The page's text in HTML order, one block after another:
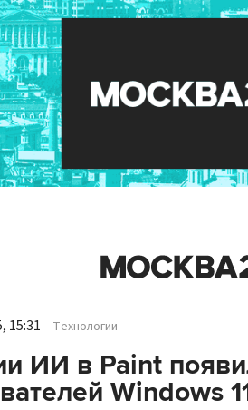
15:31 Технологии
ИИ в Paint
Windows